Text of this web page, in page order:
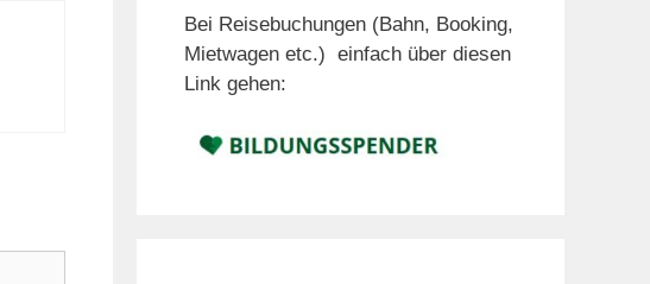
Bei Reisebuchungen (Bahn, Booking,
Mietwagen etc.) einfach über diesen
Link gehen: